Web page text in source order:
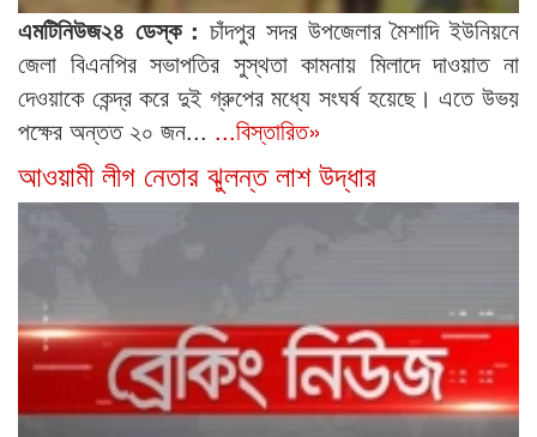
এমটিনিউজ২৪ ডেস্ক :চাঁদপুর সদর উপজেলার মৈশাদি ইউনিয়নে
জেলা বিএনপির সভাপতির সুস্থতা কামনায় মিলাদে দাওয়াত না
দেওয়াকে কেন্দ্র করে দুই গ্রুপের মধ্যে সংঘর্ষ হয়েছে। এতে উভয়
পক্ষের অন্তত ২০ জন... ...বিস্তারিত»
আওয়ামী লীগ নেতার ঝুলন্ত লাশ উদ্ধার